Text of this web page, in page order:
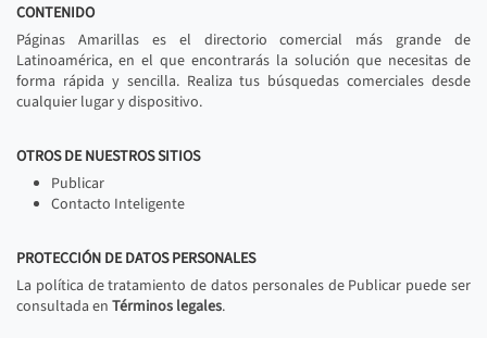
CONTENIDO
Páginas Amarillas es el directorio comercial más grande de
Latinoamérica, en el que encontrarás la solución que necesitas de
forma rápida y sencilla. Realiza tus búsquedas comerciales desde
cualquier lugar y dispositivo.
OTROS DE NUESTROS SITIOS
Publicar
Contacto Inteligente
PROTECCIÓN DE DATOS PERSONALES
La política de tratamiento de datos personales de Publicar puede ser
consultada en Términos legales.